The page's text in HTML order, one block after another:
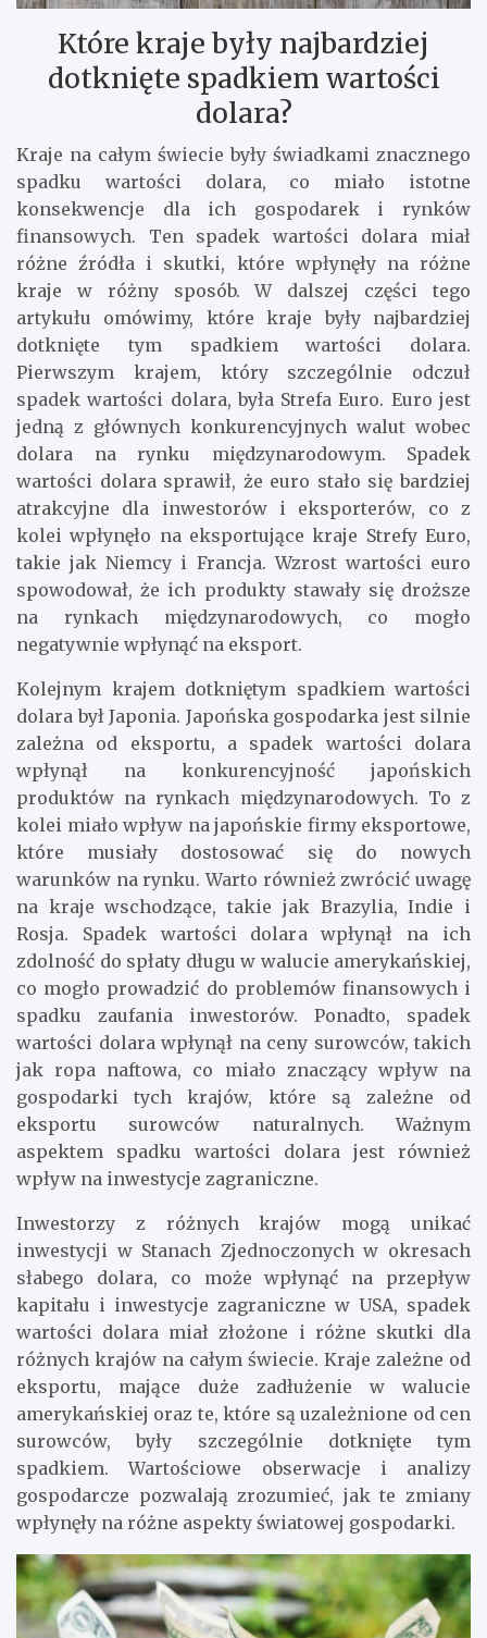
Które kraje były najbardziej
dotknięte spadkiem wartości
dolara?
Kraje na całym świecie były świadkami znacznego
spadku wartości dolara, co miało istotne
konsekwencje dla ich gospodarek i rynków
finansowych. Ten spadek wartości dolara miał
różne źródła i skutki, które wpłynęły na różne
kraje w różny sposób. W dalszej części tego
artykułu omówimy, które kraje były najbardziej
dotknięte tym spadkiem wartości dolara.
Pierwszym krajem, który szczególnie odczuł
spadek wartości dolara, była Strefa Euro. Euro jest
jedną z głównych konkurencyjnych walut wobec
dolara na rynku międzynarodowym. Spadek
wartości dolara sprawił, że euro stało się bardziej
atrakcyjne dla inwestorów i eksporterów, co z
kolei wpłynęło na eksportujące kraje Strefy Euro,
takie jak Niemcy i Francja. Wzrost wartości euro
spowodował, że ich produkty stawały się droższe
na rynkach międzynarodowych, co mogło
negatywnie wpłynąć na eksport.
Kolejnym krajem dotkniętym spadkiem wartości
dolara był Japonia. Japońska gospodarka jest silnie
zależna od eksportu, a spadek wartości dolara
wpłynął na konkurencyjność japońskich
produktów na rynkach międzynarodowych. To z
kolei miało wpływ na japońskie firmy eksportowe,
które musiały dostosować się do nowych
warunków na rynku. Warto również zwrócić uwagę
na kraje wschodzące, takie jak Brazylia, Indie i
Rosja. Spadek wartości dolara wpłynął na ich
zdolność do spłaty długu w walucie amerykańskiej,
co mogło prowadzić do problemów finansowych i
spadku zaufania inwestorów. Ponadto, spadek
wartości dolara wpłynął na ceny surowców, takich
jak ropa naftowa, co miało znaczący wpływ na
gospodarki tych krajów, które są zależne od
eksportu surowców naturalnych. Ważnym
aspektem spadku wartości dolara jest również
wpływ na inwestycje zagraniczne.
Inwestorzy z różnych krajów mogą unikać
inwestycji w Stanach Zjednoczonych w okresach
słabego dolara, co może wpłynąć na przepływ
kapitału i inwestycje zagraniczne w USA, spadek
wartości dolara miał złożone i różne skutki dla
różnych krajów na całym świecie. Kraje zależne od
eksportu, mające duże zadłużenie w walucie
amerykańskiej oraz te, które są uzależnione od cen
surowców, były szczególnie dotknięte tym
spadkiem. Wartościowe obserwacje i analizy
gospodarcze pozwalają zrozumieć, jak te zmiany
wpłynęły na różne aspekty światowej gospodarki.